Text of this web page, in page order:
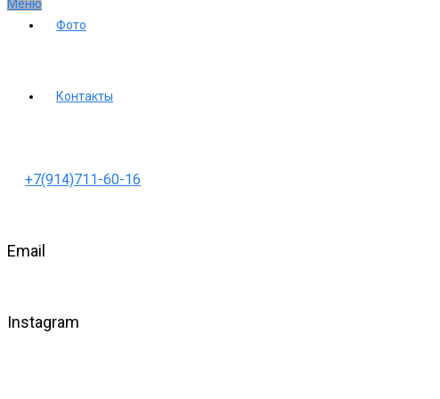
Фото
Контакты
+7(914)711-60-16
Email
Instagram
Меню